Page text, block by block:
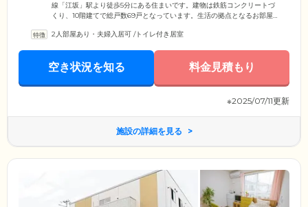
線「江坂」駅より徒歩5分にある住まいです。建物は鉄筋コンクリートづ
くり、10階建てで総戸数69戸となっています。生活の拠点となるお部屋
2LDKとなっており、トイレ・ユニットバスも備えています。キッチンは
を行うことが可能です。さらに、もしもの際に備えて、居室・浴室・ト
イレには緊急通報装置も設置。急な体調不良など、お困りの際は迷わず
2人部屋あり・夫婦入居可 /トイレ付き居室
空き状況を知る 料金見積もり
※2025/07/11更新
施設の詳細を見る